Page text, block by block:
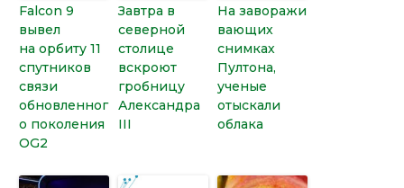
Falcon 9
вывел
на орбиту 11
спутников
связи
обновленног
о поколения
OG2
Завтра в
северной
столице
вскроют
гробницу
Александра
III
На заворажи
вающих
снимках
Пултона,
ученые
отыскали
облака